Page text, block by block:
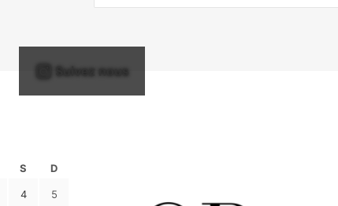
Suivez nous
S D
4 5